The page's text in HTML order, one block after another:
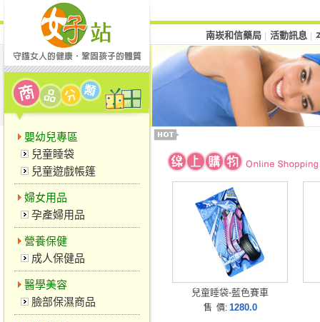
嬰幼兒專區
兒童睡袋
兒童遊戲帳篷
婦女用品
孕產婦用品
營養保健
成人保健品
醫學美容
臉部保濕商品
南崁和信藥局 活動訊息
兒童睡袋-藍色賽車
售 價: 1280.0